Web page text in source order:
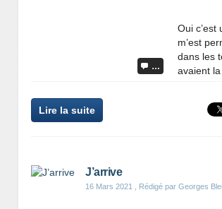
…
Oui
m’est
dans les
avaient la
Lire la suite
J’arrive
16 Mars 2021 , Rédigé par Georges